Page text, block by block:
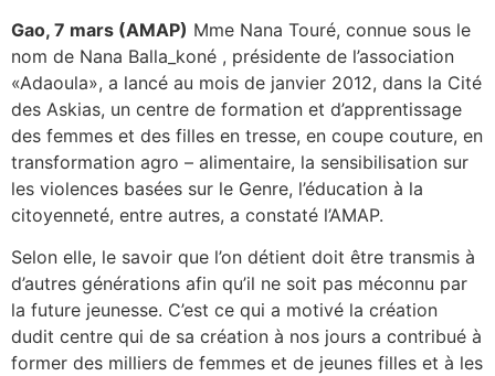
Gao, 7 mars (AMAP) Mme Nana Touré, connue sous le
nom de Nana Balla_koné , présidente de l’association
«Adaoula», a lancé au mois de janvier 2012, dans la Cité
des Askias, un centre de formation et d’apprentissage
des femmes et des filles en tresse, en coupe couture, en
transformation agro – alimentaire, la sensibilisation sur
les violences basées sur le Genre, l’éducation à la
citoyenneté, entre autres, a constaté l’AMAP.
Selon elle, le savoir que l’on détient doit être transmis à
d’autres générations afin qu’il ne soit pas méconnu par
la future jeunesse. C’est ce qui a motivé la création
dudit centre qui de sa création à nos jours a contribué à
former des milliers de femmes et de jeunes filles et à les